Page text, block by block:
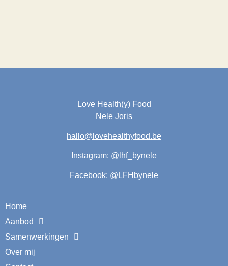
Love Health(y) Food
Nele Joris
hallo@lovehealthyfood.be
Instagram: @lhf_bynele
Facebook: @LFHbynele
Home
Aanbod
Samenwerkingen
Over mij